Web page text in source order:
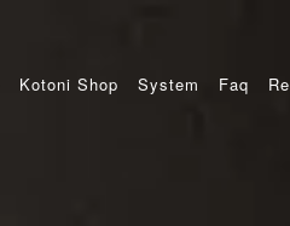
Kotoni Shop System Faq